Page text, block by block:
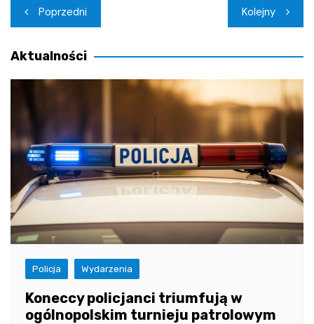
Nawigacja
wpisu
Poprzedni Kolejny
Aktualności
Policja Wydarzenia
Koneccy policjanci triumfują w
ogólnopolskim turnieju patrolowym